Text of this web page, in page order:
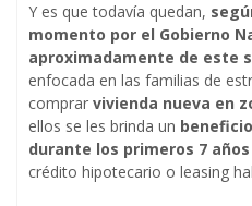
Y es que todavía quedan,
momento por el Gobierno
aproximadamente de este
enfocada en las familias de
comprar vivienda nueva en
ellos se les brinda un
durante los primeros 7 años
crédito hipotecario o leasing